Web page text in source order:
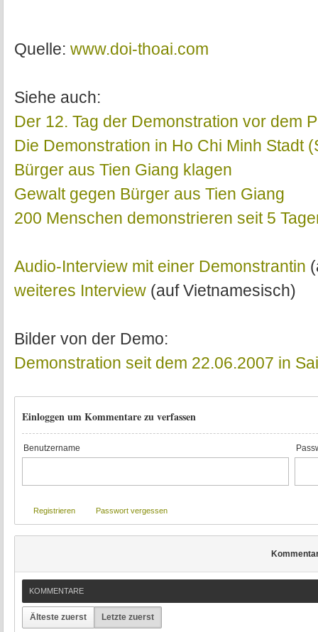
Quelle: www.doi-thoai.com
Siehe auch:
Der 12. Tag der Demonstration vor dem
Die Demonstration in Ho Chi Minh Stadt
Bürger aus Tien Giang klagen
Gewalt gegen Bürger aus Tien Giang
200 Menschen demonstrieren seit 5
Audio-Interview mit einer Demonstrantin
weiteres Interview (auf Vietnamesisch)
Bilder von der Demo:
Demonstration seit dem 22.06.2007 in
Einloggen um Kommentare zu verfassen
Benutzername
Registrieren Passwort vergessen
KOMMENTARE
Älteste zuerst Letzte zuerst